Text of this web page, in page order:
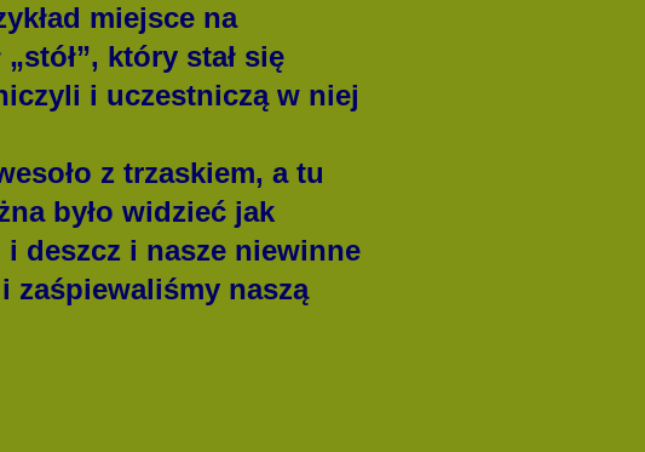
miejsce na
który stał się
i uczestniczą w niej
z trzaskiem, a tu
było widzieć jak
i deszcz i nasze niewinne
zaśpiewaliśmy naszą